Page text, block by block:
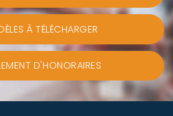
À TÉLÉCHARGER
D'HONORAIRES